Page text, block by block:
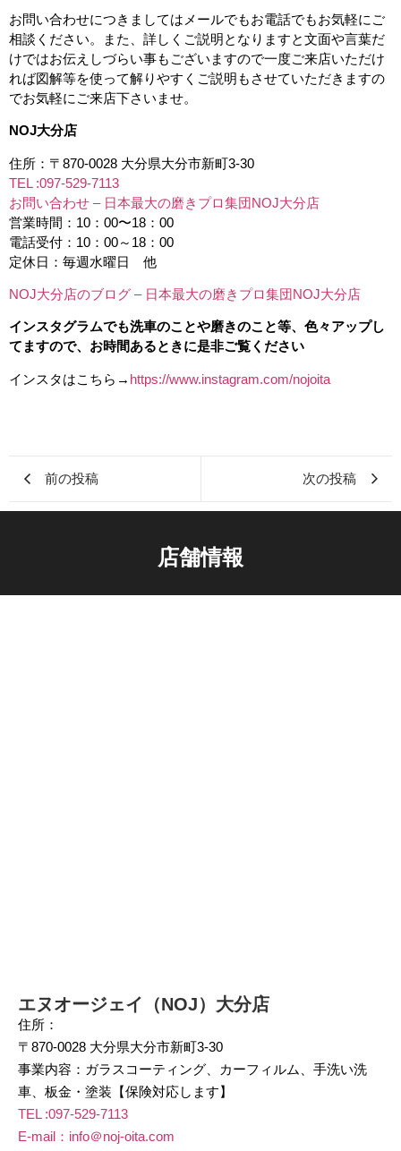
お問い合わせにつきましてはメールでもお電話でもお気軽にご
相談ください。また、詳しくご説明となりますと文面や言葉だ
けではお伝えしづらい事もございますので一度ご来店いただけ
れば図解等を使って解りやすくご説明もさせていただきますの
でお気軽にご来店下さいませ。
NOJ大分店
住所：〒870-0028 大分県大分市新町3-30
TEL :097-529-7113
お問い合わせ – 日本最大の磨きプロ集団NOJ大分店
営業時間：10：00〜18：00
電話受付：10：00～18：00
定休日：毎週水曜日 他
NOJ大分店のブログ – 日本最大の磨きプロ集団NOJ大分店
インスタグラムでも洗車のことや磨きのこと等、色々アップし
てますので、お時間あるときに是非ご覧ください
インスタはこちら→ https://www.instagram.com/nojoita
前の投稿 次の投稿
店舗情報
エヌオージェイ（NOJ）大分店
住所：
〒870-0028 大分県大分市新町3-30
事業内容：ガラスコーティング、カーフィルム、手洗い洗
車、板金・塗装【保険対応します】
TEL :097-529-7113
E-mail：info＠noj-oita.com